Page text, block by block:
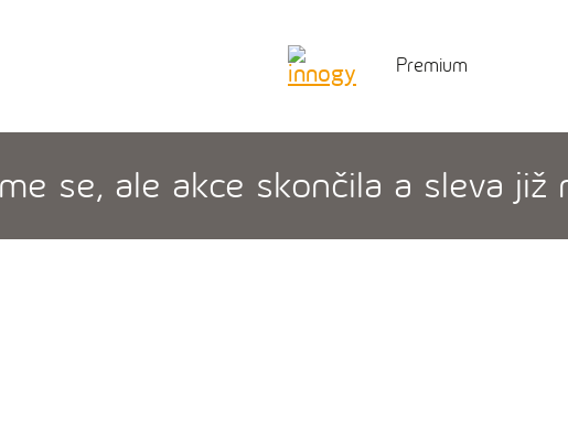
Premium
se, ale akce skončila a sleva již